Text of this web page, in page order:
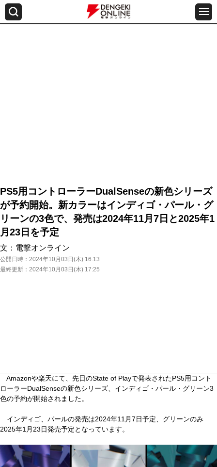
PS5用コントローラーDualSenseの新色シリーズ
が予約開始。新カラーはインディゴ・パール・グ
リーンの3色で、発売は2024年11月7日と2025年1
月23日を予定
文： 電撃オンライン
公開日時： 2024年10月03日(木) 16:13
最終更新： 2024年10月03日(木) 17:25
Amazonや楽天にて、先日のState of Playで発表されたPS5用コント
ローラーDualSenseの新色シリーズ、インディゴ・パール・グリーン3
色の予約が開始されました。
インディゴ、パールの発売は2024年11月7日予定、グリーンのみ
2025年1月23日発売予定となっています。